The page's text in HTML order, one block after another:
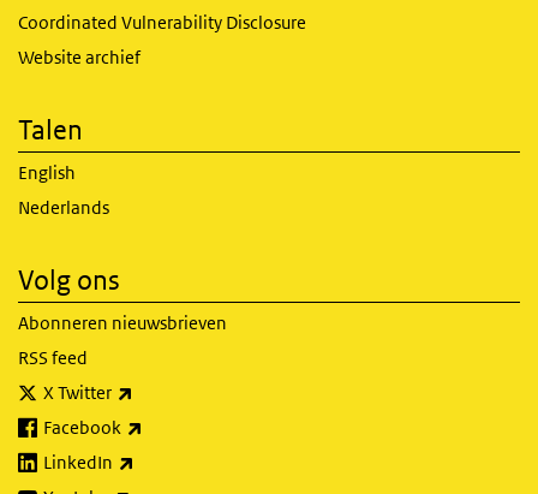
Coordinated Vulnerability Disclosure
Website archief
Talen
English
Nederlands
Volg ons
Abonneren nieuwsbrieven
RSS feed
X Twitter
Facebook
LinkedIn